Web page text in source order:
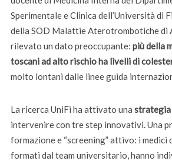
Sperimentale e Clinica dell’Università di
della SOD Malattie Aterotrombotiche di
rilevato un dato preoccupante: più della
toscani ad alto rischio ha livelli di
molto lontani dalle linee guida
La ricerca UniFi ha attivato una
intervenire con tre step innovativi. Una
formazione e “screening” attivo: i medici
formati dal team universitario, hanno